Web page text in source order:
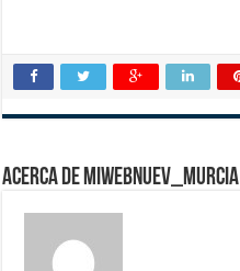
Acerca de miwebnuev_murcia